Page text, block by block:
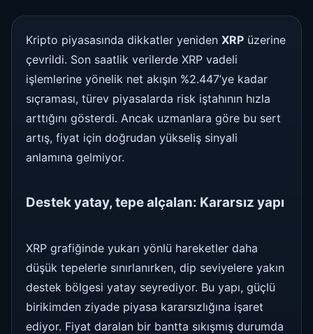
Kripto piyasasında dikkatler yeniden XRP üzerine
çevrildi. Son saatlik verilerde XRP vadeli
işlemlerine yönelik net akışın %2.447’ye kadar
sıçraması, türev piyasalarda risk iştahının hızla
arttığını gösterdi. Ancak uzmanlara göre bu sert
artış, fiyat için doğrudan yükseliş sinyali
anlamına gelmiyor.
Destek yatay, tepe alçalan: Kararsız yapı
XRP grafiğinde yukarı yönlü hareketler daha
düşük tepelerle sınırlanırken, dip seviyelere yakın
destek bölgesi yatay seyrediyor. Bu yapı, güçlü
birikimden ziyade piyasa kararsızlığına işaret
ediyor. Fiyat daralan bir bantta sıkışmış durumda